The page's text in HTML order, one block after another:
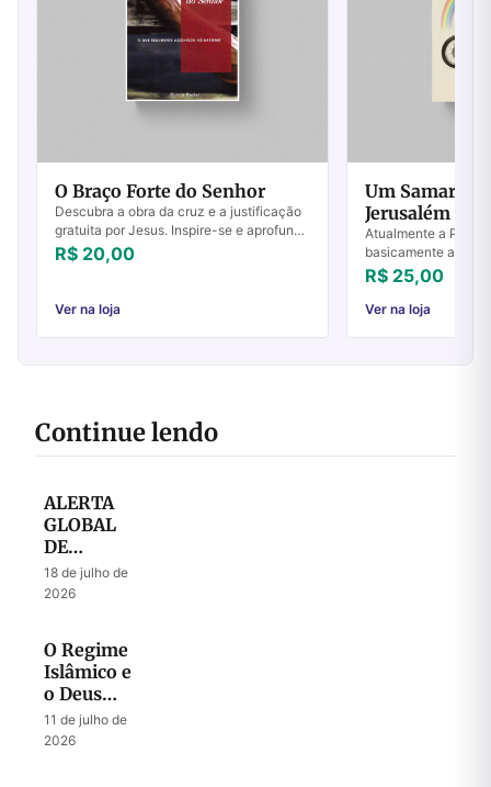
O Braço Forte do Senhor
Descubra a obra da cruz e a justificação
gratuita por Jesus. Inspire-se e aprofunde
sua fé com este livro essencial. Compre
R$ 20,00
Ver na loja
Um
Jerusalém
Atualmente a
basicamente
formais e litúrgicas
especialmente
modalidades de
R$ 25,00
Ver na loja
Continue lendo
ALERTA
GLOBAL
DE
ORAÇÃO
– Julho
18 de julho de
2026
O Regime
Islâmico e
o Deus
que
Liberta
11 de julho de
2026